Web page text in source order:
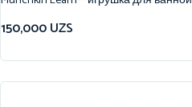
150,000UZS